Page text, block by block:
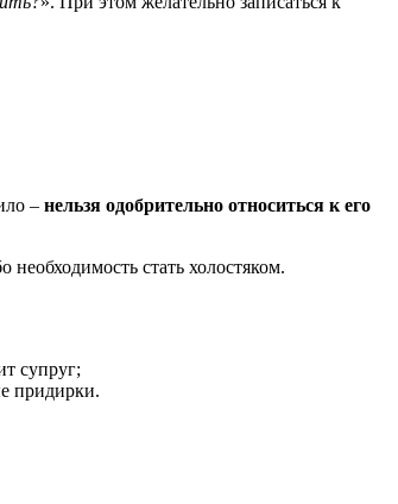
– нельзя одобрительно относиться к его
стать холостяком.
супруг;
придирки.